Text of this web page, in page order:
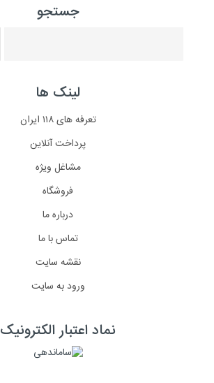
جستجو
لینک ها
تعرفه های ۱۱۸ ایران
پرداخت آنلاین
مشاغل ویژه
فروشگاه
درباره ما
تماس با ما
نقشه سایت
ورود به سایت
نماد اعتبار الکترونیک